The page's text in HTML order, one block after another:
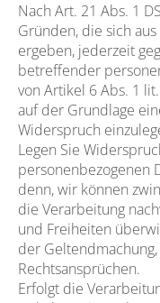
Nach Art. 21 Abs. 1
Gründen, die sich
ergeben, jederzeit
betreffender
von Artikel 6 Abs. 1
auf der Grundlage
Widerspruch
Legen Sie
personenbezogenen
denn, wir können
die Verarbeitung
und Freiheiten
der
Rechtsansprüchen.
Erfolgt die